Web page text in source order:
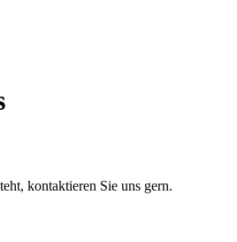
kontaktieren Sie uns gern.